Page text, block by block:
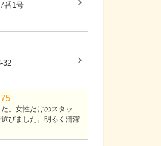
番1号
32
。女性だけのスタッ
びました。明るく清潔